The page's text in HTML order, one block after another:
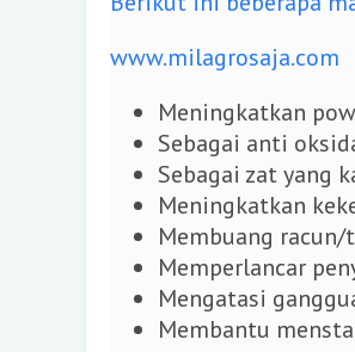
www.milagrosaja.com
Meningkatkan
Sebagai anti
Sebagai zat yang
Meningkatkan
Membuang
Memperlancar
Mengatasi
Membantu